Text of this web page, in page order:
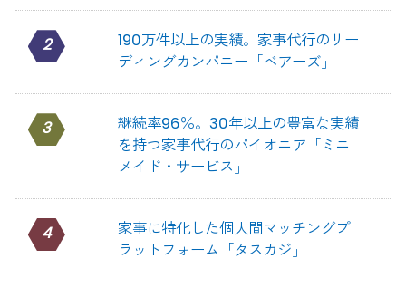
2
190万件以上の実績。家事代行のリー
ディングカンパニー「ベアーズ」
3
継続率96％。30年以上の豊富な実績
を持つ家事代行のパイオニア「ミニ
メイド・サービス」
4
家事に特化した個人間マッチングプ
ラットフォーム「タスカジ」